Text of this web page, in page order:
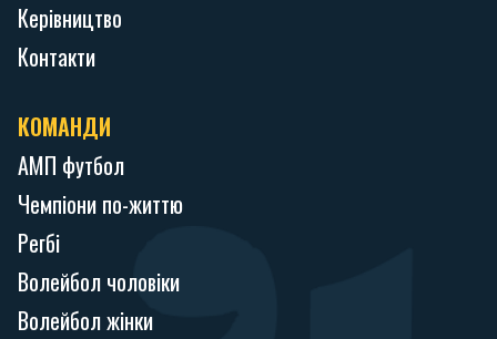
Керівництво
Контакти
КОМАНДИ
АМП футбол
Чемпіони по-життю
Регбі
Волейбол чоловіки
Волейбол жінки